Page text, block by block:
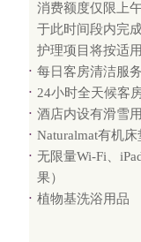
消费额度仅限上
于此时间段内完
护理项目将按适
每日客房清洁服
24小时全天候客
酒店内设有滑雪
Naturalmat有机床
无限量Wi-Fi、
果）
植物基洗浴用品